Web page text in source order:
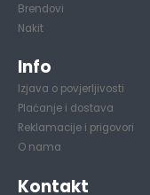
Brendovi
Nakit
Info
Izjava o povjerljivosti
Plaćanje i dostava
Reklamacije i prigovori
O nama
Kontakt